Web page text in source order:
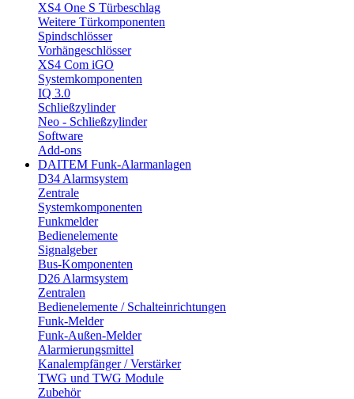
XS4 One S Türbeschlag
Weitere Türkomponenten
Spindschlösser
Vorhängeschlösser
XS4 Com iGO
Systemkomponenten
IQ 3.0
Schließzylinder
Neo - Schließzylinder
Software
Add-ons
DAITEM Funk-Alarmanlagen
D34 Alarmsystem
Zentrale
Systemkomponenten
Funkmelder
Bedienelemente
Signalgeber
Bus-Komponenten
D26 Alarmsystem
Zentralen
Bedienelemente / Schalteinrichtungen
Funk-Melder
Funk-Außen-Melder
Alarmierungsmittel
Kanalempfänger / Verstärker
TWG und TWG Module
Zubehör